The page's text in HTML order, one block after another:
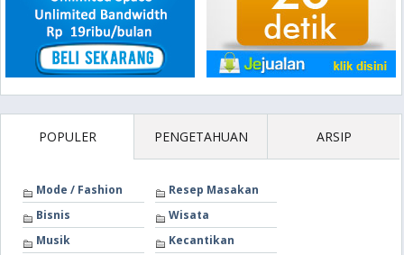
POPULER PENGETAHUAN ARSIP
Mode / Fashion
Resep Masakan
Bisnis
Wisata
Musik
Kecantikan